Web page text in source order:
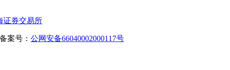
证券交易所
案号： 公网安备66040002000117号